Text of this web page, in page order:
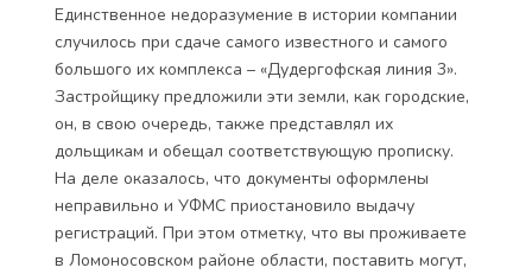
Единственное недоразумение в истории компании
случилось при сдаче самого известного и самого
большого их комплекса – «Дудергофская линия 3».
Застройщику предложили эти земли, как городские,
он, в свою очередь, также представлял их
дольщикам и обещал соответствующую прописку.
На деле оказалось, что документы оформлены
неправильно и УФМС приостановило выдачу
регистраций. При этом отметку, что вы проживаете
в Ломоносовском районе области, поставить могут,